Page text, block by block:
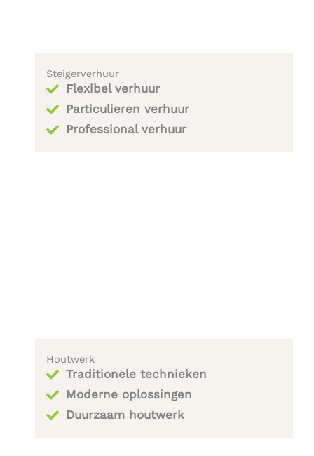
Steigerverhuur
Flexibel verhuur
Particulieren verhuur
Professional verhuur
Houtwerk
Traditionele technieken
Moderne oplossingen
Duurzaam houtwerk